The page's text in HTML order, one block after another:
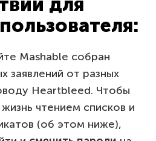
Mashable собран
заявлений от разных
Heartbleed. Чтобы
чтением списков и
(об этом ниже),